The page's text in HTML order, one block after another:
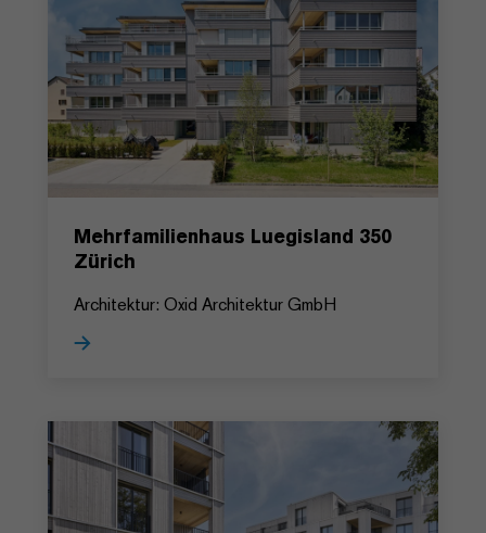
Mehrfamilienhaus Luegisland 350
Zürich
Architektur: Oxid Architektur GmbH